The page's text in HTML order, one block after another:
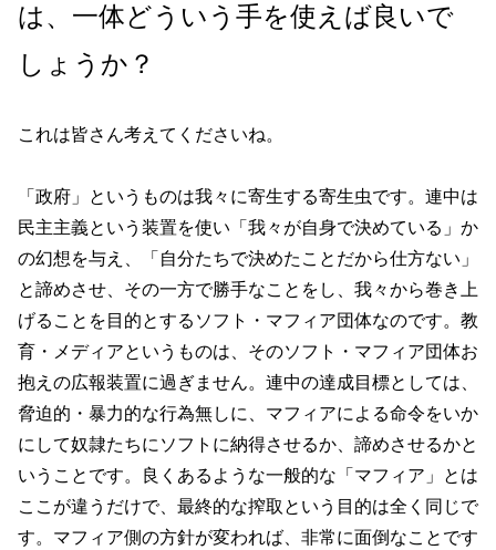
は、一体どういう手を使えば良いで
しょうか？
これは皆さん考えてくださいね。
「政府」というものは我々に寄生する寄生虫です。連中は
民主主義という装置を使い「我々が自身で決めている」か
の幻想を与え、「自分たちで決めたことだから仕方ない」
と諦めさせ、その一方で勝手なことをし、我々から巻き上
げることを目的とするソフト・マフィア団体なのです。教
育・メディアというものは、そのソフト・マフィア団体お
抱えの広報装置に過ぎません。連中の達成目標としては、
脅迫的・暴力的な行為無しに、マフィアによる命令をいか
にして奴隷たちにソフトに納得させるか、諦めさせるかと
いうことです。良くあるような一般的な「マフィア」とは
ここが違うだけで、最終的な搾取という目的は全く同じで
す。マフィア側の方針が変われば、非常に面倒なことです